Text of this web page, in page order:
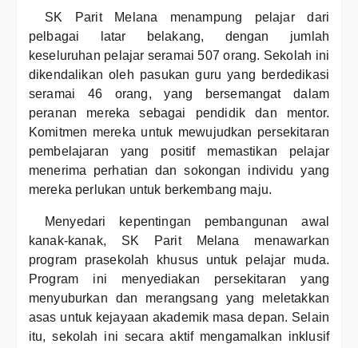
SK Parit Melana menampung pelajar dari
pelbagai latar belakang, dengan jumlah
keseluruhan pelajar seramai 507 orang. Sekolah ini
dikendalikan oleh pasukan guru yang berdedikasi
seramai 46 orang, yang bersemangat dalam
peranan mereka sebagai pendidik dan mentor.
Komitmen mereka untuk mewujudkan persekitaran
pembelajaran yang positif memastikan pelajar
menerima perhatian dan sokongan individu yang
mereka perlukan untuk berkembang maju.
Menyedari kepentingan pembangunan awal
kanak-kanak, SK Parit Melana menawarkan
program prasekolah khusus untuk pelajar muda.
Program ini menyediakan persekitaran yang
menyuburkan dan merangsang yang meletakkan
asas untuk kejayaan akademik masa depan. Selain
itu, sekolah ini secara aktif mengamalkan inklusif